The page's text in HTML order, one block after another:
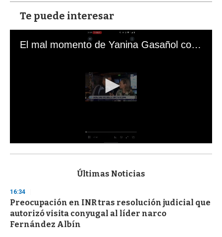
Te puede interesar
El mal momento de Yanina Gasañol con un hincha argentino en "Subrayado"
s
d
s
o
f
3
Últimas Noticias
16:34
Preocupación en INR tras resolución judicial que
autorizó visita conyugal al líder narco
Fernández Albín